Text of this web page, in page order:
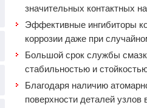
значительных контактных
Эффективные ингибиторы
коррозии даже при
Большой срок службы
стабильностью и
Благодаря наличию
поверхности деталей